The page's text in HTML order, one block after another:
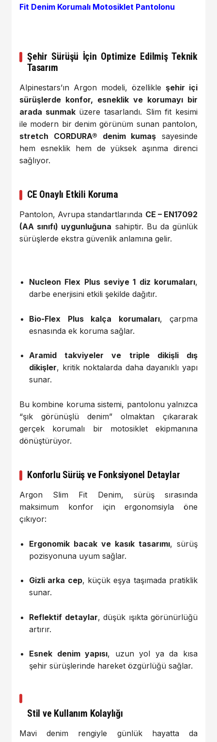
Fit Denim Korumalı Motosiklet Pantolonu
Şehir Sürüşü İçin Optimize Edilmiş Teknik
Tasarım
Alpinestars’ın Argon modeli, özellikle şehir içi
sürüşlerde konfor, esneklik ve korumayı bir
arada sunmaküzere tasarlandı. Slim fit kesimi
ile modern bir denim görünüm sunan pantolon,
stretch CORDURA® denim kumaş sayesinde
hem esneklik hem de yüksek aşınma direnci
sağlıyor.
CE Onaylı Etkili Koruma
Pantolon, Avrupa standartlarında CE – EN17092
(AA sınıfı) uygunluğuna sahiptir. Bu da günlük
sürüşlerde ekstra güvenlik anlamına gelir.
Nucleon Flex Plus seviye 1 diz korumaları,
darbe enerjisini etkili şekilde dağıtır.
Bio-Flex Plus kalça korumaları, çarpma
esnasında ek koruma sağlar.
Aramid takviyeler ve triple dikişli dış
dikişler, kritik noktalarda daha dayanıklı yapı
sunar.
Bu kombine koruma sistemi, pantolonu yalnızca
“şık görünüşlü denim” olmaktan çıkararak
gerçek korumalı bir motosiklet ekipmanına
dönüştürüyor.
Konforlu Sürüş ve Fonksiyonel Detaylar
Argon Slim Fit Denim, sürüş sırasında
maksimum konfor için ergonomsiyla öne
çıkıyor:
Ergonomik bacak ve kasık tasarımı, sürüş
pozisyonuna uyum sağlar.
Gizli arka cep, küçük eşya taşımada pratiklik
sunar.
Reflektif detaylar, düşük ışıkta görünürlüğü
artırır.
Esnek denim yapısı, uzun yol ya da kısa
şehir sürüşlerinde hareket özgürlüğü sağlar.
Stil ve Kullanım Kolaylığı
Mavi denim rengiyle günlük hayatta da